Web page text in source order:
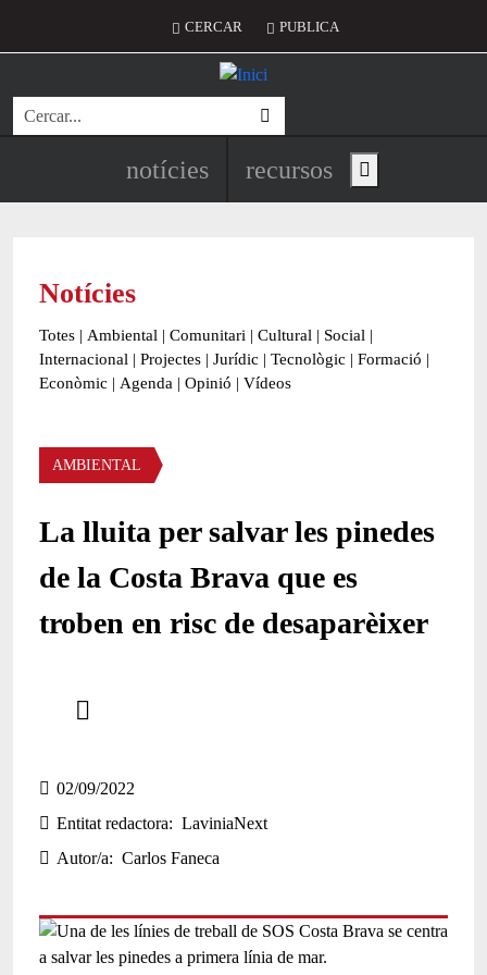
Menú del compte d'usuari
CERCAR PUBLICA
Cerca
Navegació principal de
notícies recursos Show main menu
Notícies
Totes | Ambiental | Comunitari | Cultural | Social |
Internacional | Projectes | Jurídic | Tecnològic | Formació |
Econòmic | Agenda | Opinió | Vídeos
Àmbit de la notícia
AMBIENTAL
La lluita per salvar les pinedes
de la Costa Brava que es
troben en risc de desaparèixer
02/09/2022
Entitat redactora
LaviniaNext
Autor/a
Carlos Faneca